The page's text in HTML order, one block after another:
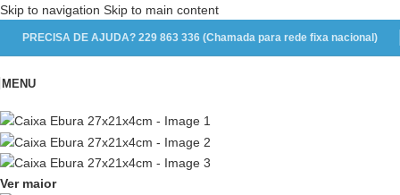
Skip to navigation Skip to main content
PRECISA DE AJUDA? 229 863 336 (Chamada para rede fixa nacional)
MENU
Ver maior